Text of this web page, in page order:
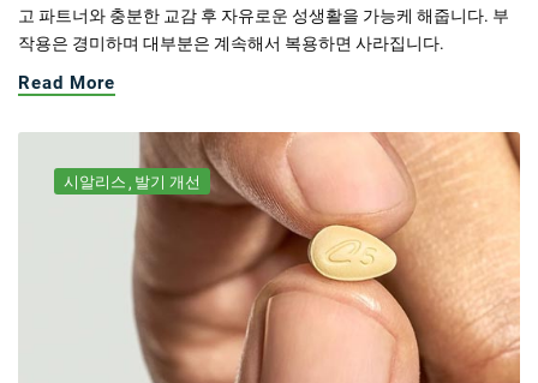
고 파트너와 충분한 교감 후 자유로운 성생활을 가능케 해줍니다. 부
작용은 경미하며 대부분은 계속해서 복용하면 사라집니다.
Read More
시알리스 발기 개선